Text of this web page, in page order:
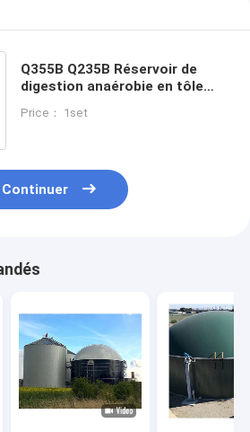
Q355B Q235B Réservoir de
digestion anaérobie en tôle
Price： 1set
Continuer